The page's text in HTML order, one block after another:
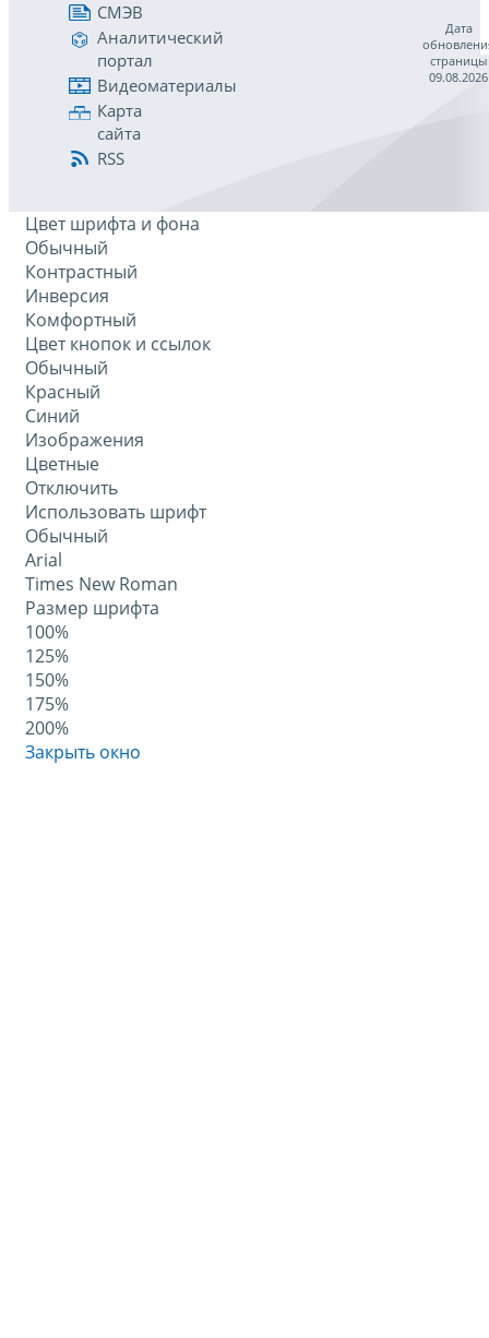
СМЭВ
Аналитический
портал
Видеоматериалы
Карта
сайта
RSS
Дата
страницы
09.08.2026
Цвет шрифта и фона
Обычный
Контрастный
Инверсия
Комфортный
Цвет кнопок и ссылок
Обычный
Красный
Синий
Изображения
Цветные
Отключить
Использовать шрифт
Обычный
Arial
Times New Roman
Размер шрифта
100%
125%
150%
175%
200%
Закрыть окно